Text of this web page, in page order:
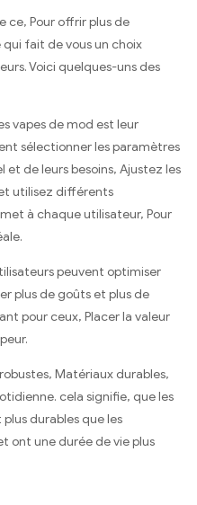
ce, Pour offrir plus de
fait de vous un choix
Voici quelques-uns des
vapes de mod est leur
sélectionner les paramètres
de leurs besoins, Ajustez les
utilisez différents
à chaque utilisateur, Pour
peuvent optimiser
plus de goûts et plus de
pour ceux, Placer la valeur
Matériaux durables,
cela signifie, que les
durables que les
ont une durée de vie plus